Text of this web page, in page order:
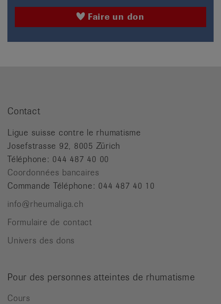
Faire un don
Contact
Ligue suisse contre le rhumatisme
Josefstrasse 92, 8005 Zürich
Téléphone: 044 487 40 00
Coordonnées bancaires
Commande Téléphone: 044 487 40 10
info@rheumaliga.ch
Formulaire de contact
Univers des dons
Pour des personnes atteintes de rhumatisme
Cours